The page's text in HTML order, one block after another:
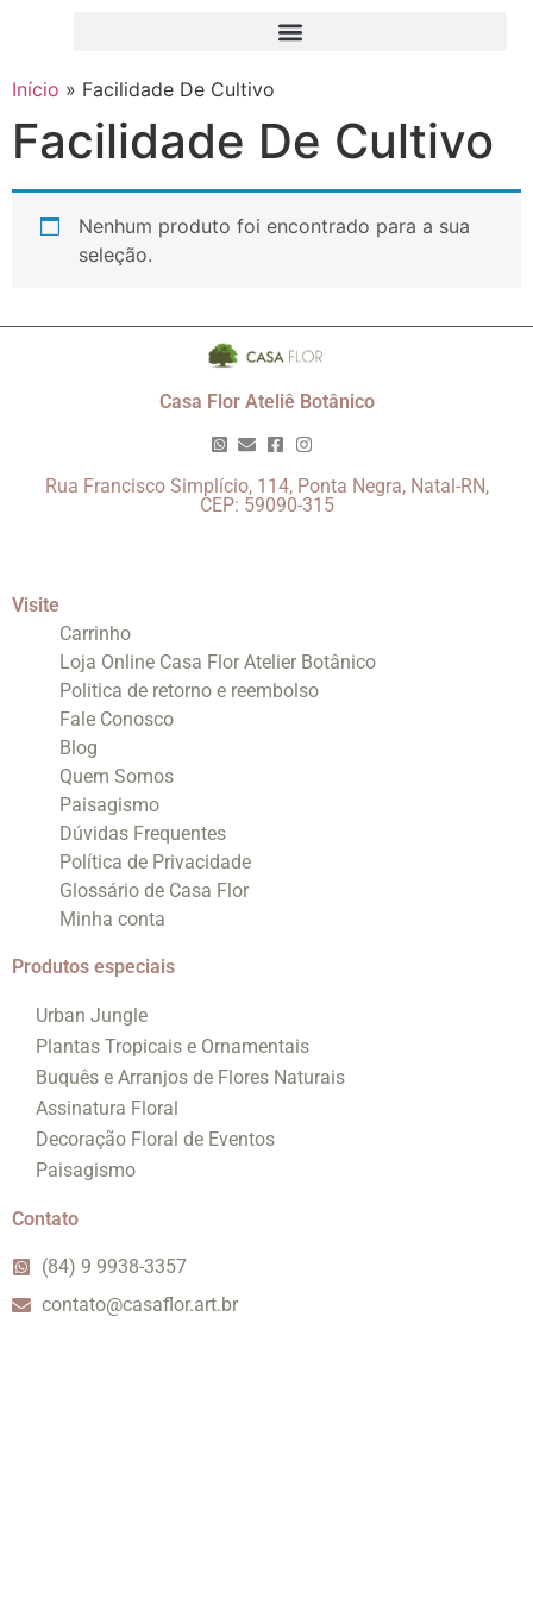
Início » Facilidade De Cultivo
Facilidade De Cultivo
Nenhum produto foi encontrado para a sua
seleção.
Casa Flor Ateliê Botânico
Rua Francisco Simplício, 114, Ponta Negra, Natal-RN,
CEP: 59090-315
Visite
Carrinho
Loja Online Casa Flor Atelier Botânico
Politica de retorno e reembolso
Fale Conosco
Blog
Quem Somos
Paisagismo
Dúvidas Frequentes
Política de Privacidade
Glossário de Casa Flor
Minha conta
Produtos especiais
Urban Jungle
Plantas Tropicais e Ornamentais
Buquês e Arranjos de Flores Naturais
Assinatura Floral
Decoração Floral de Eventos
Paisagismo
Contato
(84) 9 9938-3357
contato@casaflor.art.br